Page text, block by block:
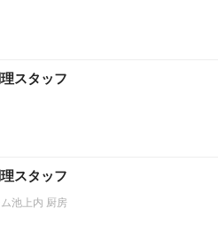
スタッフ
スタッフ
池上内 厨房